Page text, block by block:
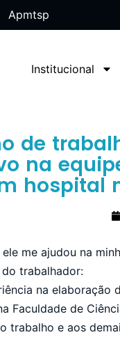
Apmtsp
Institucional
de
na
hospital
me ajudou na
trabalhador:
na elaboração
Faculdade de
trabalho e aos